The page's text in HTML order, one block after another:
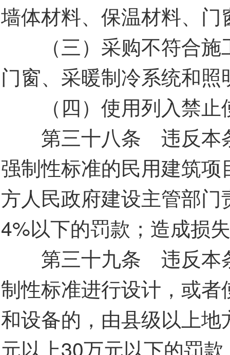
墙体材料、保温材料、
（三）采购不符合施
门窗、采暖制冷系统和照
（四）使用列入禁止
第三十八条 违反本条
强制性标准的民用建筑
方人民政府建设主管部
4%以下的罚款；造成损
第三十九条 违反本条
制性标准进行设计，或
和设备的，由县级以上
元以上30万元以下的罚